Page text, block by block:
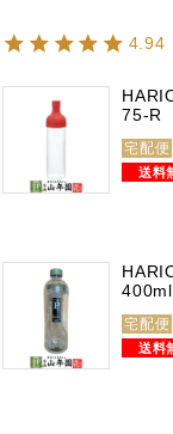
4.94
75-R
宅配便
宅配便